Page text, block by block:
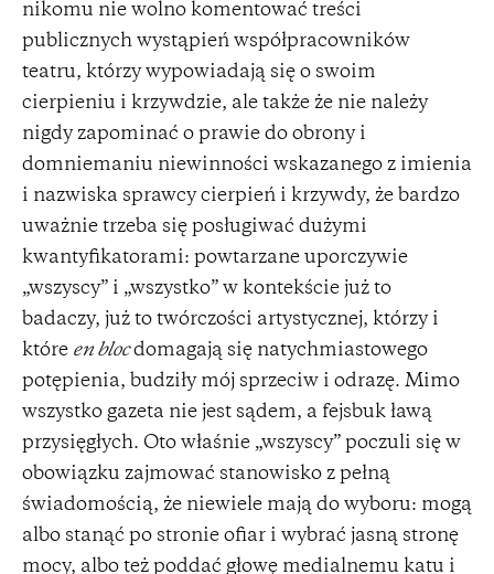
nikomu nie wolno komentować treści
publicznych wystąpień współpracowników
teatru, którzy wypowiadają się o swoim
cierpieniu i krzywdzie, ale także że nie należy
nigdy zapominać o prawie do obrony i
domniemaniu niewinności wskazanego z imienia
i nazwiska sprawcy cierpień i krzywdy, że bardzo
uważnie trzeba się posługiwać dużymi
kwantyfikatorami: powtarzane uporczywie
„wszyscy” i „wszystko” w kontekście już to
badaczy, już to twórczości artystycznej, którzy i
które en blocdomagają się natychmiastowego
potępienia, budziły mój sprzeciw i odrazę. Mimo
wszystko gazeta nie jest sądem, a fejsbuk ławą
przysięgłych. Oto właśnie „wszyscy” poczuli się w
obowiązku zajmować stanowisko z pełną
świadomością, że niewiele mają do wyboru: mogą
albo stanąć po stronie ofiar i wybrać jasną stronę
mocy, albo też poddać głowę medialnemu katu i